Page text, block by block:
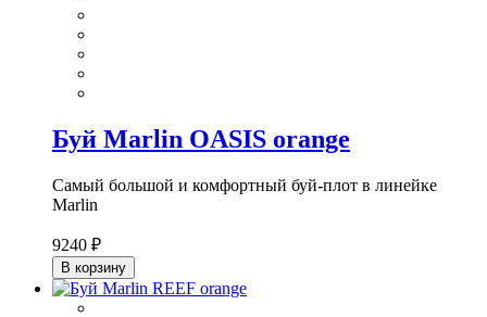
Буй Marlin OASIS orange
Самый большой и комфортный буй-плот в линейке
Marlin
9240 ₽
В корзину